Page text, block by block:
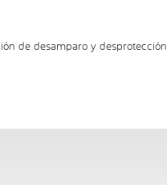
de desamparo y desprotección